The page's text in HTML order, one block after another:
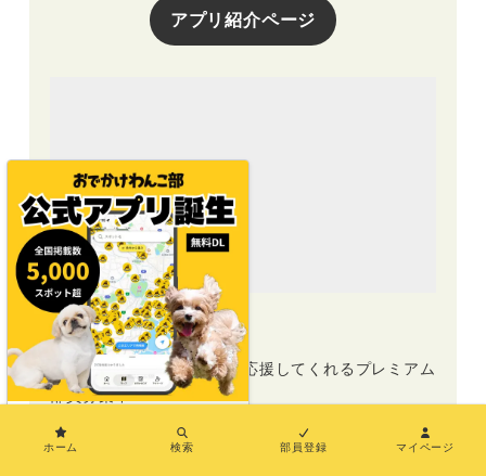
アプリ紹介ページ
プレミアム部員募集中
おでかけわんこ部の活動を応援してくれるプレミアム
部員募集中！
プレミアム部員募集中
ホーム 検索 部員登録 マイページ